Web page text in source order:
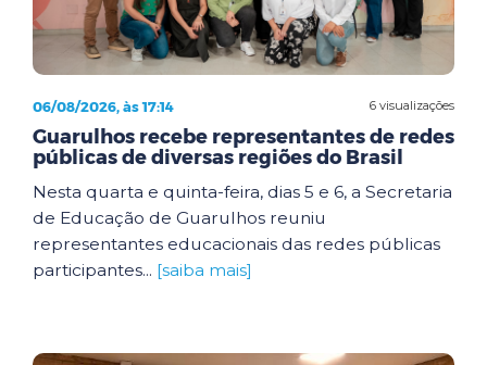
6 visualizações
06/08/2026, às 17:14
Guarulhos recebe representantes de redes
públicas de diversas regiões do Brasil
Nesta quarta e quinta-feira, dias 5 e 6, a Secretaria
de Educação de Guarulhos reuniu
representantes educacionais das redes públicas
participantes... [saiba mais]